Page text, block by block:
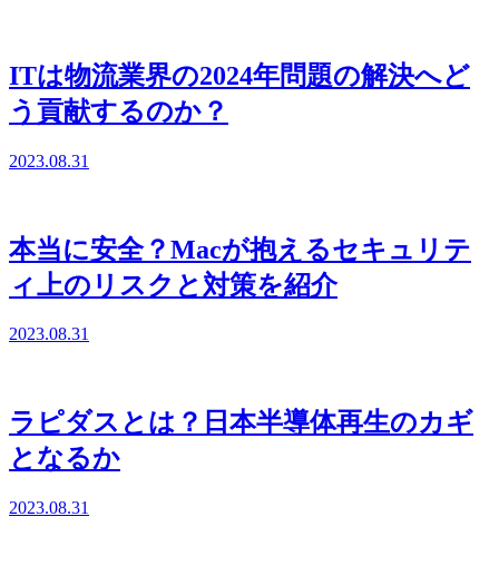
ITは物流業界の2024年問題の解決へど
う貢献するのか？
2023.08.31
本当に安全？Macが抱えるセキュリテ
ィ上のリスクと対策を紹介
2023.08.31
ラピダスとは？日本半導体再生のカギ
となるか
2023.08.31